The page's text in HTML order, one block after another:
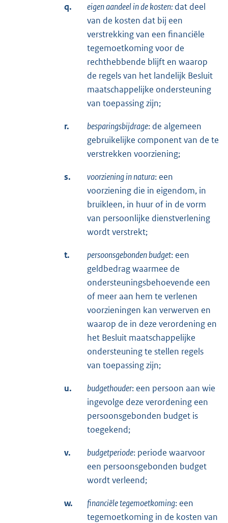
q. eigen aandeel in de kosten: dat deel
van de kosten dat bij een
verstrekking van een financiële
tegemoetkoming voor de
rechthebbende blijft en waarop
de regels van het landelijk Besluit
maatschappelijke ondersteuning
van toepassing zijn;
r. besparingsbijdrage: de algemeen
gebruikelijke component van de te
verstrekken voorziening;
s. voorziening in natura: een
voorziening die in eigendom, in
bruikleen, in huur of in de vorm
van persoonlijke dienstverlening
wordt verstrekt;
t. persoonsgebonden budget: een
geldbedrag waarmee de
ondersteuningsbehoevende een
of meer aan hem te verlenen
voorzieningen kan verwerven en
waarop de in deze verordening en
het Besluit maatschappelijke
ondersteuning te stellen regels
van toepassing zijn;
u. budgethouder: een persoon aan wie
ingevolge deze verordening een
persoonsgebonden budget is
toegekend;
v. budgetperiode: periode waarvoor
een persoonsgebonden budget
wordt verleend;
w. financiële tegemoetkoming: een
tegemoetkoming in de kosten van